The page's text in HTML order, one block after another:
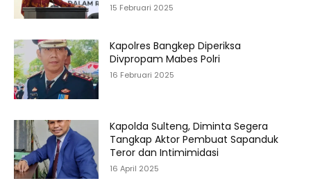
15 Februari 2025
Kapolres Bangkep Diperiksa
Divpropam Mabes Polri
16 Februari 2025
Kapolda Sulteng, Diminta Segera
Tangkap Aktor Pembuat Sapanduk
Teror dan Intimimidasi
16 April 2025